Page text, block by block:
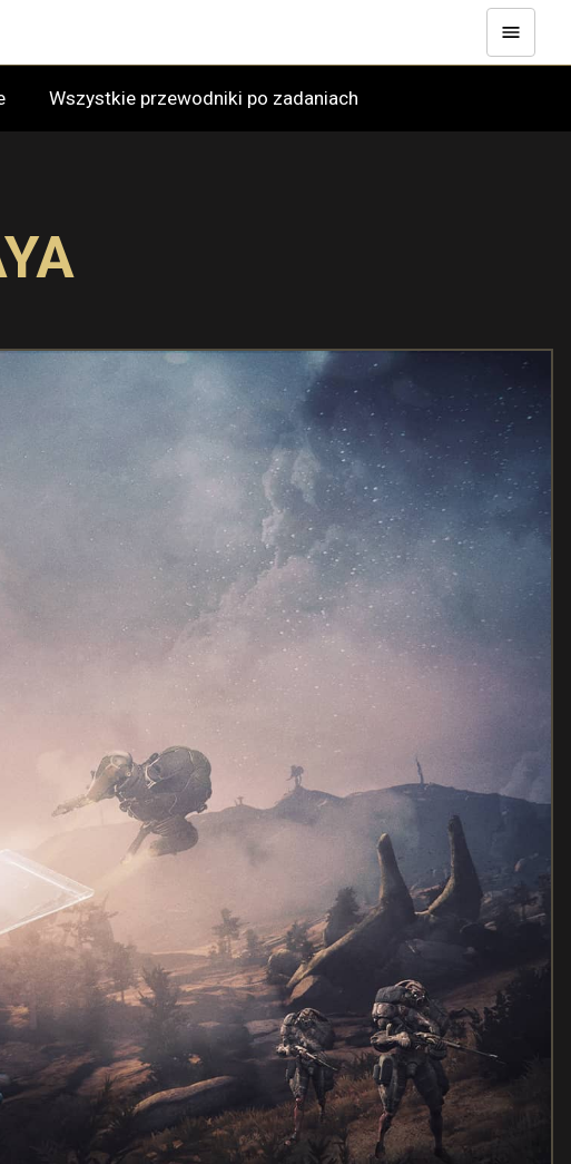
Wszystkie przewodniki po zadaniach